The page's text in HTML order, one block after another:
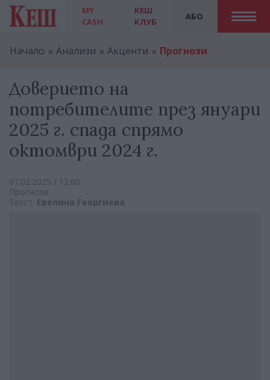
MY
CASH
АБО
КЕШ
КЛУБ
Начало Анализи Акценти Прогнози
Доверието на
потребителите през януари
2025 г. спада спрямо
октомври 2024 г.
07.02.2025 / 12:00
Прогнози
Текст: Евелина Георгиева